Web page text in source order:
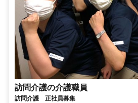
訪問介護の介護職員
訪問介護 正社員募集